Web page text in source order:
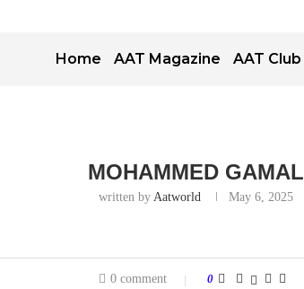
Home AAT Magazine AAT Club
MOHAMMED GAMAL
written byAatworld May 6, 2025
0 comment 0